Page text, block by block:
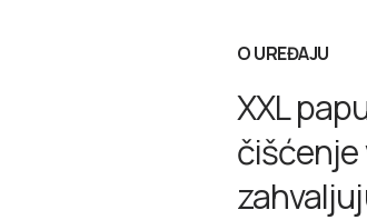
O UREĐAJU
XXL
čišćenje